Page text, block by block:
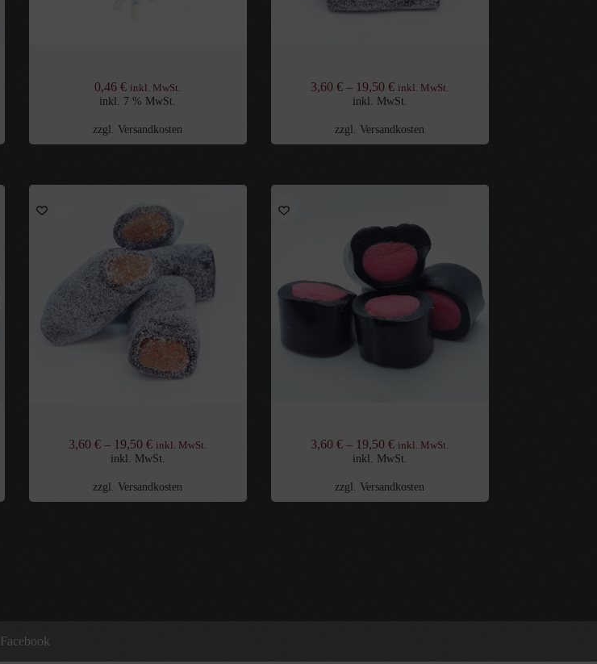
0,46€ inkl. MwSt.
inkl. 7 % MwSt.
zzgl. Versandkosten
3,60€ – 19,50€ inkl. MwSt.
inkl. MwSt.
zzgl. Versandkosten
3,60€ – 19,50€ inkl. MwSt.
inkl. MwSt.
zzgl. Versandkosten
3,60€ – 19,50€ inkl. MwSt.
inkl. MwSt.
zzgl. Versandkosten
Facebook